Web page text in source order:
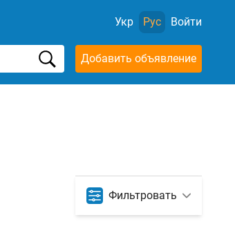
Укр Рус Войти
Добавить объявление
Фильтровать